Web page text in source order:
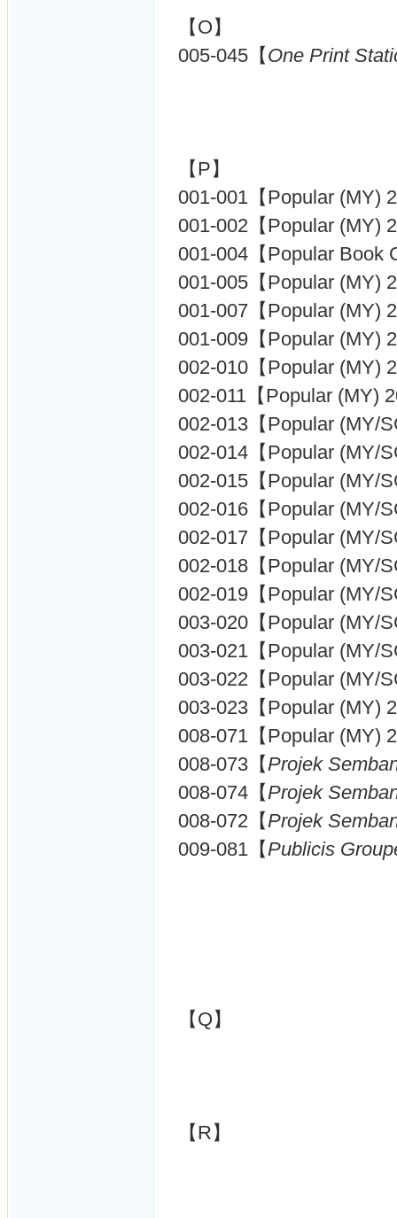
【O】
005-045【One Print
【P】
001-001【Popular (MY)
001-002【Popular (MY)
001-004【Popular Book
001-005【Popular (MY)
001-007【Popular (MY)
001-009【Popular (MY)
002-010【Popular (MY)
002-011【Popular (MY)
002-013【Popular (MY/
002-014【Popular (MY/
002-015【Popular (MY/
002-016【Popular (MY/
002-017【Popular (MY/
002-018【Popular (MY/
002-019【Popular (MY/
003-020【Popular (MY/
003-021【Popular (MY/
003-022【Popular (MY/
003-023【Popular (MY)
008-071【Popular (MY)
008-073【Projek
008-074【Projek
008-072【Projek
009-081【Publicis
【Q】
【R】